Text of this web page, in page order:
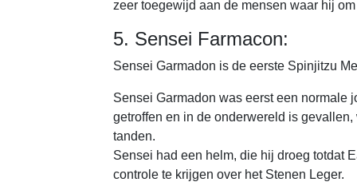
zeer toegewijd aan de mensen waar hij
5. Sensei Farmacon:
Sensei Garmadon is de eerste Spinjitzu
Sensei Garmadon was eerst een normale
getroffen en in de onderwereld is
tanden.
Sensei had een helm, die hij droeg totdat
controle te krijgen over het Stenen Leger.